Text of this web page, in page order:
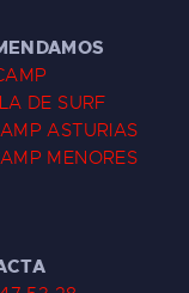
DE SURF
ASTURIAS
MENORES